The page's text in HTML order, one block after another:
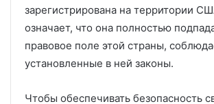
зарегистрирована на территории
означает, что она полностью
правовое поле этой страны,
установленные в ней законы.
Чтобы обеспечивать безопасность